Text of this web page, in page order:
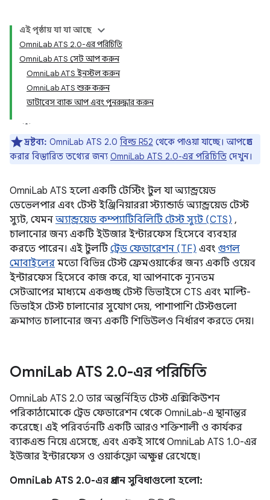
এই পৃষ্ঠায় যা যা আছে
OmniLab ATS 2.0-এর পরিচিতি
OmniLab ATS সেট আপ করুন
OmniLab ATS ইনস্টল করুন
OmniLab ATS শুরু করুন
ডাটাবেস ব্যাক আপ এবং পুনরুদ্ধার করুন
দ্রষ্টব্য: OmniLab ATS 2.0 বিল্ড R52 থেকে পাওয়া যাচ্ছে। আপগ্রেড
করার বিস্তারিত তথ্যের জন্য OmniLab ATS 2.0-এর পরিচিতি দেখুন।
OmniLab ATS হলো একটি টেস্টিং টুল যা অ্যান্ড্রয়েড
ডেভেলপার এবং টেস্ট ইঞ্জিনিয়াররা স্ট্যান্ডার্ড অ্যান্ড্রয়েড টেস্ট
স্যুট, যেমন অ্যান্ড্রয়েড কম্প্যাটিবিলিটি টেস্ট স্যুট (CTS) ,
চালানোর জন্য একটি ইউজার ইন্টারফেস হিসেবে ব্যবহার
করতে পারেন। এই টুলটি ট্রেড ফেডারেশন (TF) এবং গুগল
মোবাইলের মতো বিভিন্ন টেস্ট ফ্রেমওয়ার্কের জন্য একটি ওয়েব
ইন্টারফেস হিসেবে কাজ করে, যা আপনাকে ন্যূনতম
সেটআপের মাধ্যমে একগুচ্ছ টেস্ট ডিভাইসে CTS এবং মাল্টি-
ডিভাইস টেস্ট চালানোর সুযোগ দেয়, পাশাপাশি টেস্টগুলো
ক্রমাগত চালানোর জন্য একটি শিডিউলও নির্ধারণ করতে দেয়।
OmniLab ATS 2.0-এর পরিচিতি
OmniLab ATS 2.0 তার অন্তর্নিহিত টেস্ট এক্সিকিউশন
পরিকাঠামোকে ট্রেড ফেডারেশন থেকে OmniLab-এ স্থানান্তর
করেছে। এই পরিবর্তনটি একটি আরও শক্তিশালী ও কার্যকর
ব্যাকএন্ড নিয়ে এসেছে, এবং একই সাথে OmniLab ATS 1.0-এর
ইউজার ইন্টারফেস ও ওয়ার্কফ্লো অক্ষুণ্ণ রেখেছে।
OmniLab ATS 2.0-এর প্রধান সুবিধাগুলো হলো: